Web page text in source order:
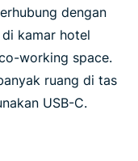
dengan
kamar hotel
working space.
ruang di tas
USB-C.